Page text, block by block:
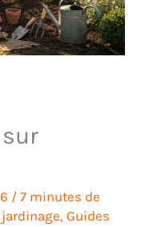
/ 7 minutes de
, Guides